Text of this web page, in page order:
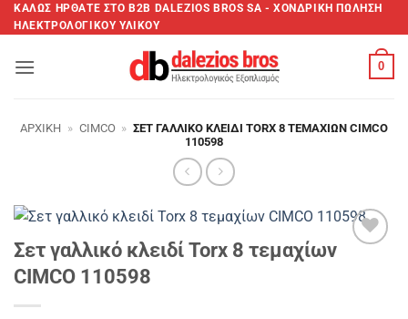
Μετάβαση
στο
ΚΑΛΩΣ ΗΡΘΑΤΕ ΣTO B2B DALEZIOS BROS SA - XΟΝΔΡΙΚΗ ΠΩΛΗΣΗ
ΗΛΕΚΤΡΟΛΟΓΙΚΟΥ ΥΛΙΚΟΥ
0
ΑΡΧΙΚΉ » CIMCO » ΣΕΤ ΓΑΛΛΙΚΌ ΚΛΕΙΔΊ TORX 8 ΤΕΜΑΧΊΩΝ CIMCO
110598
Σετ γαλλικό κλειδί Torx 8 τεμαχίων
CIMCO 110598